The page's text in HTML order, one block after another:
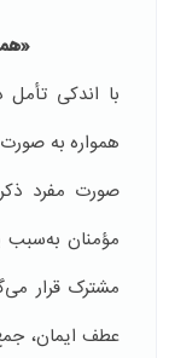
«
با اندکی تأمل
همواره به صورت
صورت مفرد
مؤمنان به‌سبب
مشترک قرار
عطف ایمان،